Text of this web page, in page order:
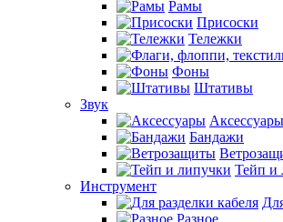
Рамы
Присоски
Тележки
Фоны
Штативы
Звук
Аксессуары
Бандажи
Тейп и
Инструмент
Разное